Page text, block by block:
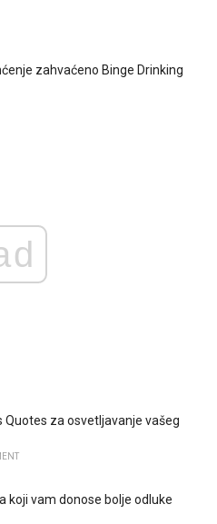
zahvaćeno Binge Drinking
Quotes za osvetljavanje vašeg
koji vam donose bolje odluke